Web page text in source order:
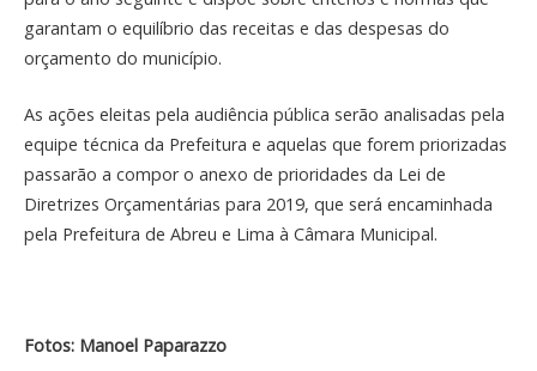
garantam o equilíbrio das receitas e das despesas do
orçamento do município.
As ações eleitas pela audiência pública serão analisadas pela
equipe técnica da Prefeitura e aquelas que forem priorizadas
passarão a compor o anexo de prioridades da Lei de
Diretrizes Orçamentárias para 2019, que será encaminhada
pela Prefeitura de Abreu e Lima à Câmara Municipal.
Fotos: Manoel Paparazzo